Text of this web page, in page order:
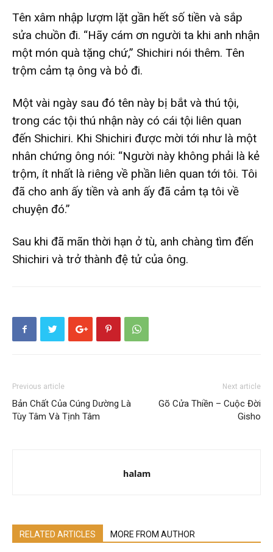
Tên xâm nhập lượm lặt gần hết số tiền và sắp
sửa chuồn đi. “Hãy cám ơn người ta khi anh nhận
một món quà tặng chứ,” Shichiri nói thêm. Tên
trộm cảm tạ ông và bỏ đi.
Một vài ngày sau đó tên này bị bắt và thú tội,
trong các tội thú nhận này có cái tội liên quan
đến Shichiri. Khi Shichiri được mời tới như là một
nhân chứng ông nói: “Người này không phải là kẻ
trộm, ít nhất là riêng về phần liên quan tới tôi. Tôi
đã cho anh ấy tiền và anh ấy đã cảm tạ tôi về
chuyện đó.”
Sau khi đã mãn thời hạn ở tù, anh chàng tìm đến
Shichiri và trở thành đệ tử của ông.
Previous article
Bản Chất Của Cúng Dường Là
Tùy Tâm Và Tịnh Tâm
Next article
Gõ Cửa Thiền – Cuộc Đời
Gisho
halam
RELATED ARTICLES MORE FROM AUTHOR